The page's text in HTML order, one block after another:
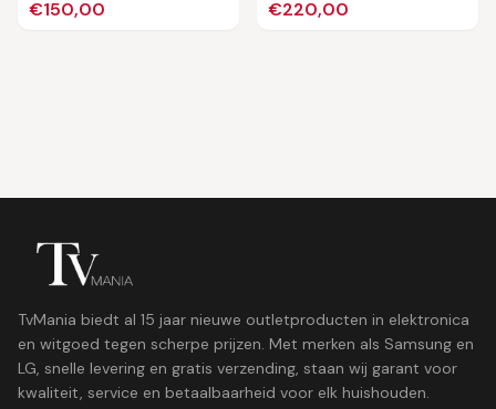
€150,00 €220,00
TvMania biedt al 15 jaar nieuwe outletproducten in elektronica
en witgoed tegen scherpe prijzen. Met merken als Samsung en
LG, snelle levering en gratis verzending, staan wij garant voor
kwaliteit, service en betaalbaarheid voor elk huishouden.